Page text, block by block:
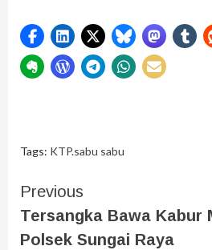
Tags: KTP.sabu sabu
Previous
Tersangka Bawa Kabur
Polsek Sungai Raya